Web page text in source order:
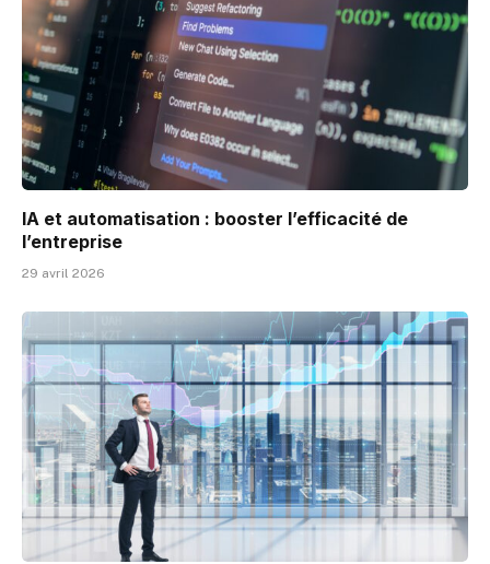
IA et automatisation : booster l’efficacité de
l’entreprise
29 avril 2026